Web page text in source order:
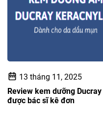
13 tháng 11, 2025
Review kem dưỡng
được bác sĩ kê đơn